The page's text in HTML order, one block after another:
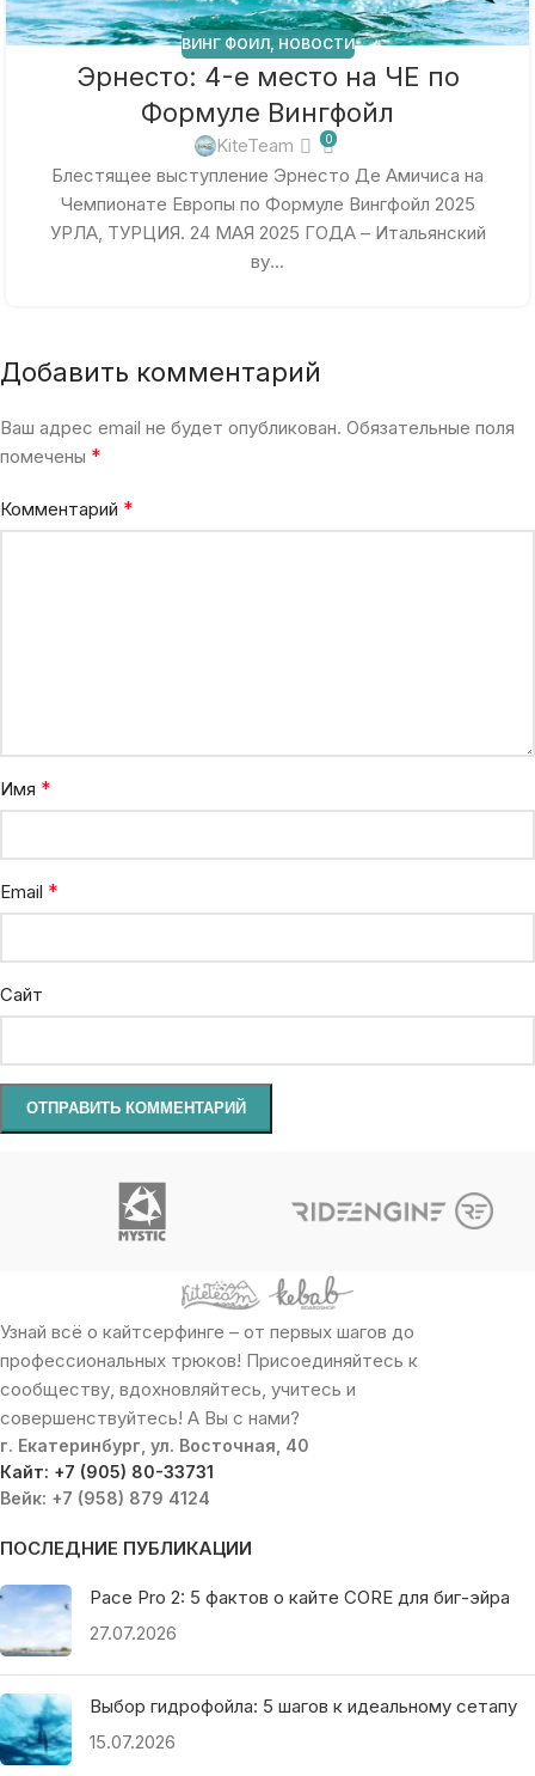
ВИНГ ФОИЛ, НОВОСТИ
Эрнесто: 4-е место на ЧЕ по
Формуле Вингфойл
KiteTeam 0
Блестящее выступление Эрнесто Де Амичиса на
Чемпионате Европы по Формуле Вингфойл 2025
УРЛА, ТУРЦИЯ. 24 МАЯ 2025 ГОДА – Итальянский
ву...
Добавить комментарий
Ваш адрес email не будет опубликован. Обязательные поля
помечены *
Комментарий *
Имя *
Email *
Сайт
Узнай всё о кайтсерфинге – от первых шагов до
профессиональных трюков! Присоединяйтесь к
сообществу, вдохновляйтесь, учитесь и
совершенствуйтесь! А Вы с нами?
г. Екатеринбург, ул. Восточная, 40
Кайт: +7 (905) 80-33731
Вейк: +7 (958) 879 4124
ПОСЛЕДНИЕ ПУБЛИКАЦИИ
Pace Pro 2: 5 фактов о кайте CORE для биг-эйра
27.07.2026
Выбор гидрофойла: 5 шагов к идеальному сетапу
15.07.2026